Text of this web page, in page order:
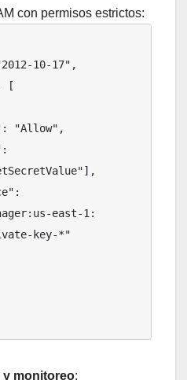
con permisos estrictos:
east-1:
key-*"
y monitoreo: